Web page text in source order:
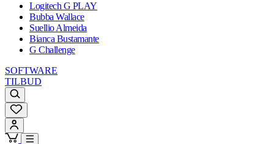
Logitech G PLAY
Bubba Wallace
Suellio Almeida
Bianca Bustamante
G Challenge
SOFTWARE
TILBUD